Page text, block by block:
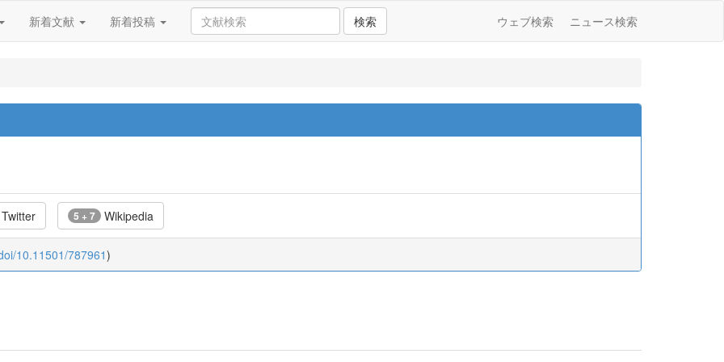
新着文献 新着投稿 検索 ウェブ検索 ニュース検索
5 + 7 Wikipedia
10.11501/787961)